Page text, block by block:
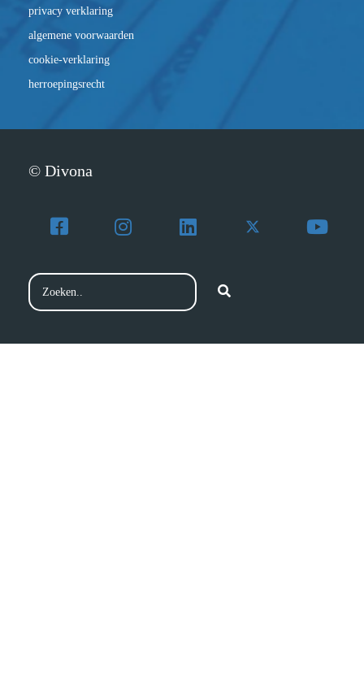
privacy verklaring
algemene voorwaarden
cookie-verklaring
herroepingsrecht
© Divona